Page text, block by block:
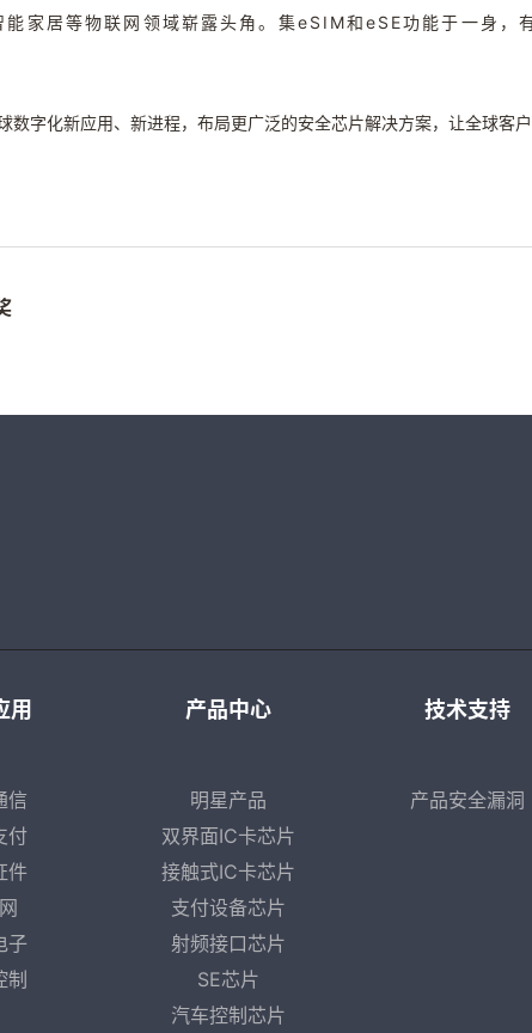
家居等物联网领域崭露头角。集eSIM和eSE功能于一身，
字化新应用、新进程，布局更广泛的安全芯片解决方案，让全球客
用
信
付
件
子
制
产品中心
明星产品
双界面IC卡芯片
接触式IC卡芯片
支付设备芯片
射频接口芯片
SE芯片
汽车控制芯片
技术支持
产品安全漏洞